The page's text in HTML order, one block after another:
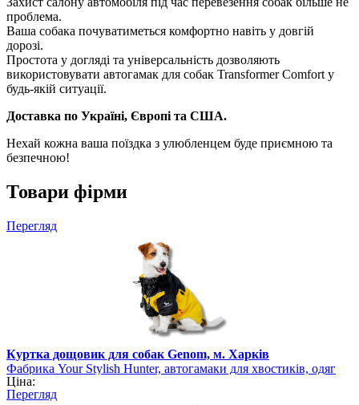
проблема.
Ваша собака почуватиметься комфортно навіть у довгій
дорозі.
Простота у догляді та універсальність дозволяють
використовувати автогамак для собак Transformer Comfort у
будь-якій ситуації.
Доставка по Україні, Європі та США.
Нехай кожна ваша поїздка з улюбленцем буде приємною та
безпечною!
Товари фірми
Перегляд
Куртка дощовик для собак Genom, м. Харків
Фабрика Your Stylish Hunter, автогамаки для хвостиків, одяг
для собак
Ціна:
Перегляд